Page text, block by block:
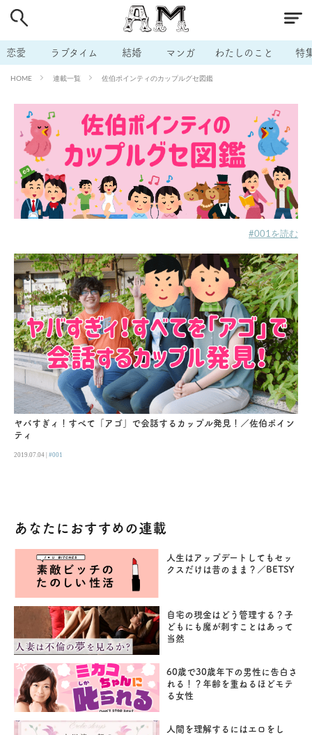
恋愛 ラブタイム 結婚 マンガ わたしのこと 特
HOME 連載一覧 佐伯ポインティのカップルグセ図鑑
#001を読む
ヤバすぎィ！すべて「アゴ」で会話するカップル発見！／佐伯ポイン
ティ
2019.07.04 | #001
あなたにおすすめの連載
人生はアップデートしてもセッ
クスだけは昔のまま？／BETSY
自宅の現金はどう管理する？子
どもにも魔が刺すことはあって
当然
60歳で30歳年下の男性に告白さ
れる！？年齢を重ねるほどモテ
る女性
人間を理解するにはエロをし
# 男の本音 # セフレ
# 不倫 # 出会う方法 # マッチングアプリ
# ラブグッズ # 体の相性 # イケない
# 恋愛相談 # モテテク # セフレから本命へ
# 結婚したい # セフレがほしい # 夫婦の悩み
# おもしろライフ